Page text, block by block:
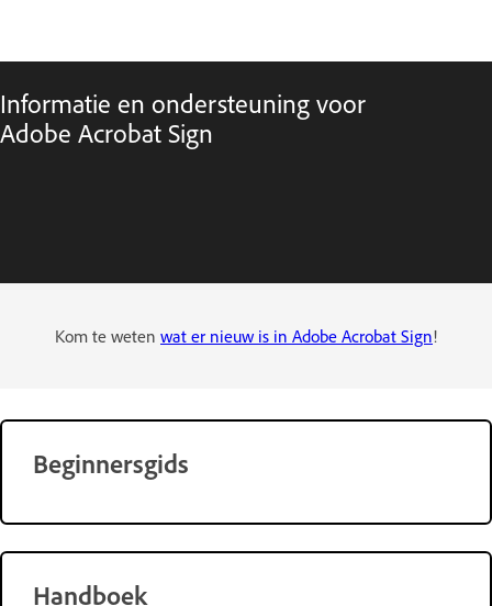
Informatie en ondersteuning voor
Adobe Acrobat Sign
Kom te weten wat er nieuw is in Adobe Acrobat Sign!
Beginnersgids
Handboek